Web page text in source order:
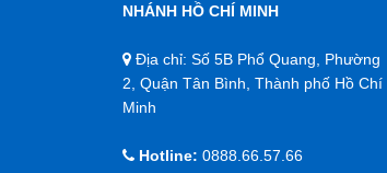
NHÁNH HỒ CHÍ MINH
Địa chỉ: Số 5B Phổ Quang, Phường
2, Quận Tân Bình, Thành phố Hồ Chí
Minh
Hotline: 0888.66.57.66